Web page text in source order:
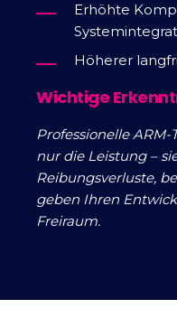
Erhöhte
Höherer
Wichtige
Professionelle
nur die Leistung –
Reibungsverluste,
geben Ihren
Freiraum.